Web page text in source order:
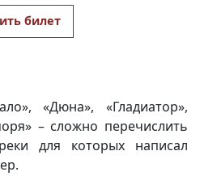
билет
«Дюна», «Гладиатор»,
– сложно перечислить
для которых написал